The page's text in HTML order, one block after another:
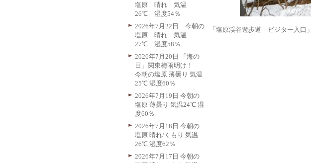
「塩原渓谷遊歩道 ビジター入口」
塩原 晴れ 気温
26℃ 湿度54％
2026年7月22日 今朝の
塩原 晴れ 気温
27℃ 湿度58％
2026年7月20日 「海の
日」関東梅雨明け！
今朝の塩原 薄曇り 気温
25℃ 湿度60％
2026年7月19日 今朝の
塩原 薄曇り 気温24℃ 湿
度60％
2026年7月18日 今朝の
塩原 晴れ/くもり 気温
26℃ 湿度62％
2026年7月17日 今朝の